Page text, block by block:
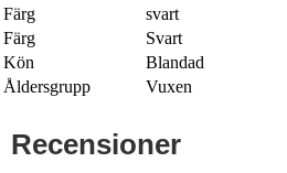
Färg
svart
Färg
Svart
Kön
Blandad
Åldersgrupp
Vuxen